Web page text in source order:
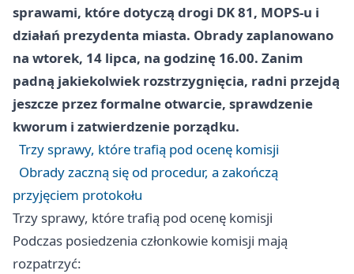
sprawami, które dotyczą drogi DK 81, MOPS-u i
działań prezydenta miasta. Obrady zaplanowano
na wtorek, 14 lipca, na godzinę 16.00. Zanim
padną jakiekolwiek rozstrzygnięcia, radni przejdą
jeszcze przez formalne otwarcie, sprawdzenie
kworum i zatwierdzenie porządku.
Trzy sprawy, które trafią pod ocenę komisji
Obrady zaczną się od procedur, a zakończą
przyjęciem protokołu
Trzy sprawy, które trafią pod ocenę komisji
Podczas posiedzenia członkowie komisji mają
rozpatrzyć: